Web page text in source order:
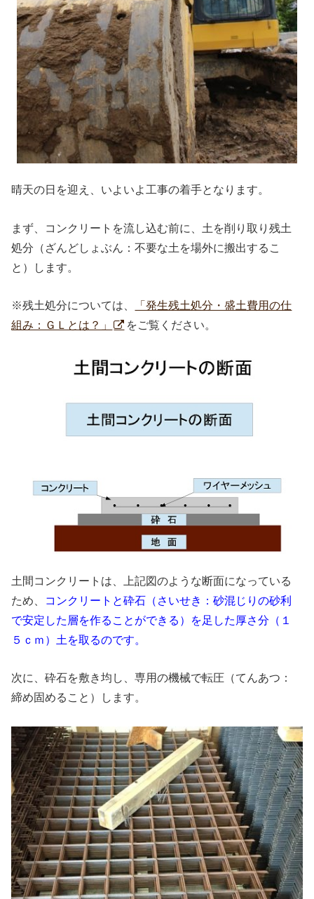
晴天の日を迎え、いよいよ工事の着手となります。
まず、コンクリートを流し込む前に、土を削り取り残土
処分（ざんどしょぶん：不要な土を場外に搬出するこ
と）します。
※残土処分については、
「発生残土処分・盛土費用の仕
組み：ＧＬとは？」
をご覧ください。
土間コンクリートは、上記図のような断面になっている
ため、 コンクリートと砕石（さいせき：砂混じりの砂利
で安定した層を作ることができる）を足した厚さ分（１
５ｃｍ）土を取るのです。
次に、砕石を敷き均し、専用の機械で転圧（てんあつ：
締め固めること）します。